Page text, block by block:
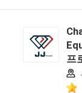
프